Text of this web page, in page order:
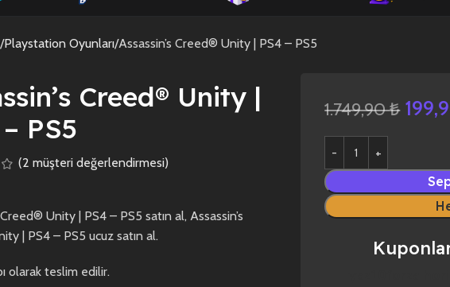
Playstation Oyunları Assassin’s Creed® Unity | PS4 – PS5
Creed® Unity |
PS5
(2 müşteri değerlendirmesi)
Creed® Unity | PS4 – PS5 satın al, Assassin’s
| PS4 – PS5 ucuz satın al.
olarak teslim edilir.
1.749,90₺